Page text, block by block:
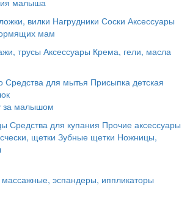
вилки Нагрудники Соски Аксессуары
мам
трусы Аксессуары Крема, гели, масла
Средства для мытья Присыпка детская
за малышом
Средства для купания Прочие аксессуары
щетки Зубные щетки Ножницы,
эспандеры, иппликаторы